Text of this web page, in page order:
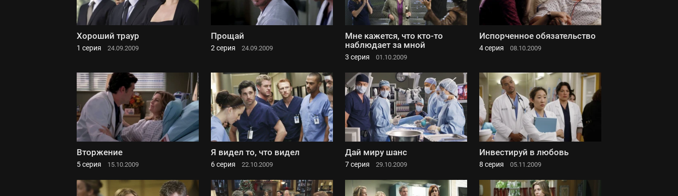
Хороший траур
1 серия 24.09.2009
Прощай
2 серия 24.09.2009
Мне кажется, что кто-то
наблюдает за мной
3 серия 01.10.2009
Испорченное обязательство
4 серия 08.10.2009
Вторжение
5 серия 15.10.2009
Я видел то, что видел
6 серия 22.10.2009
Дай миру шанс
7 серия 29.10.2009
Инвестируй в любовь
8 серия 05.11.2009